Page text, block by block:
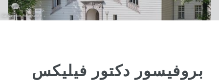
Kai Abresch Fotografie
بروفيسور دكتور فيليكس